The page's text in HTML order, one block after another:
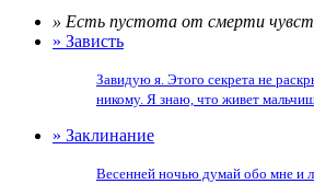
» Есть пустота от смерти
» Зависть
Завидую я. Этого секрета не
никому. Я знаю, что живет
» Заклинание
Весенней ночью думай обо мне и